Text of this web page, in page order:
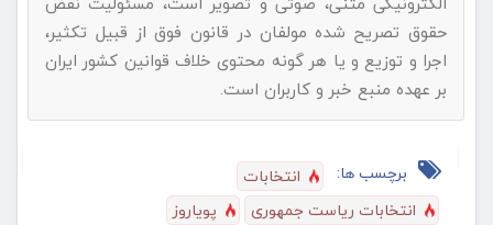
حقوق تصریح شده مولفان در قانون فوق از قبیل تکثیر،
اجرا و توزیع و یا هر گونه محتوی خلاف قوانین کشور ایران
بر عهده منبع خبر و کاربران است.
برچسب ها:
انتخابات
انتخابات ریاست جمهوری
پویاروز